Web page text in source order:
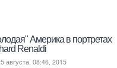
Америка в портретах
Renaldi
августа, 08:46, 2015